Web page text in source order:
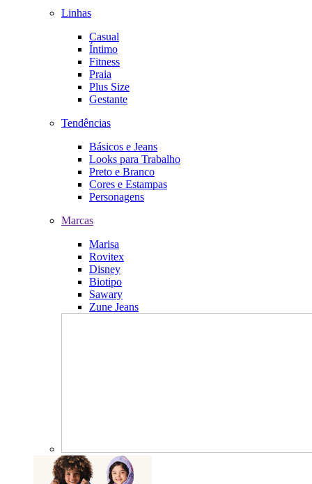
Linhas
Casual
Íntimo
Fitness
Praia
Plus Size
Gestante
Tendências
Básicos e Jeans
Looks para Trabalho
Preto e Branco
Cores e Estampas
Personagens
Marcas
Marisa
Rovitex
Disney
Biotipo
Sawary
Zune Jeans